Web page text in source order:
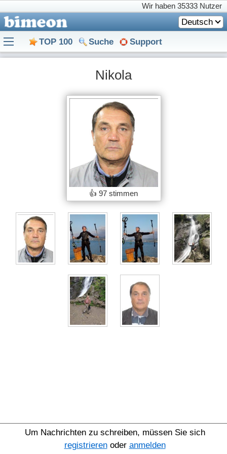
Wir haben 35333 Nutzer
Deutsch
TOP 100 Suche Support
Nikola
👍 97 stimmen
Um Nachrichten zu schreiben, müssen Sie sich
registrierenoder anmelden